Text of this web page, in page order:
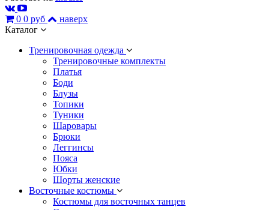
0 0 руб
наверх
Каталог
Тренировочная одежда
Тренировочные комплекты
Платья
Боди
Блузы
Топики
Туники
Шаровары
Брюки
Леггинсы
Пояса
Юбки
Шорты женские
Восточные костюмы
Костюмы для восточных танцев